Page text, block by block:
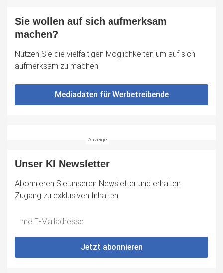
Sie wollen auf sich aufmerksam
machen?
Nutzen Sie die vielfältigen Möglichkeiten um auf sich
aufmerksam zu machen!
Mediadaten für Werbetreibende
Unser KI Newsletter
Abonnieren Sie unseren Newsletter und erhalten
Zugang zu exklusiven Inhalten.
Do
*Ihre
Jetzt abonnieren